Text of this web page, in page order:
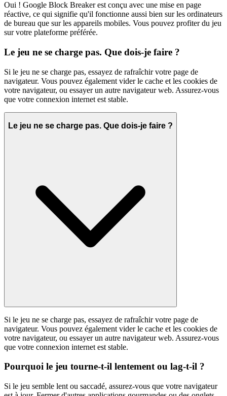
Oui ! Google Block Breaker est conçu avec une mise en page
réactive, ce qui signifie qu'il fonctionne aussi bien sur les ordinateurs
de bureau que sur les appareils mobiles. Vous pouvez profiter du jeu
sur votre plateforme préférée.
Le jeu ne se charge pas. Que dois-je faire ?
Si le jeu ne se charge pas, essayez de rafraîchir votre page de
navigateur. Vous pouvez également vider le cache et les cookies de
votre navigateur, ou essayer un autre navigateur web. Assurez-vous
que votre connexion internet est stable.
Le jeu ne se charge pas. Que dois-je faire ?
Si le jeu ne se charge pas, essayez de rafraîchir votre page de
navigateur. Vous pouvez également vider le cache et les cookies de
votre navigateur, ou essayer un autre navigateur web. Assurez-vous
que votre connexion internet est stable.
Pourquoi le jeu tourne-t-il lentement ou lag-t-il ?
Si le jeu semble lent ou saccadé, assurez-vous que votre navigateur